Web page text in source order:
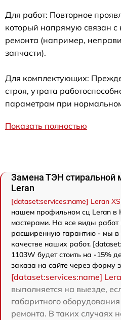
Для работ: Повторное
который напрямую связан с
ремонта (например,
запчасти).
Для комплектующих:
строя, утрата
параметрам при
Показать полностью
Замена ТЭН стиральной
Leran
[dataset:services:name] Leran
нашем профильном сц Leran в
мастерами. На все виды работ
расширенную гарантию - мы в
качестве наших работ.
1103W будет стоить на -15%
заказа на сайте через форму
[dataset:services:name]
выполняется на выезде,
габаритного
ремонта. В таких случаях